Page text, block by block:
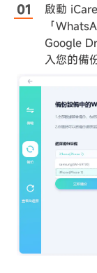
啟動
「
Google
入您的備